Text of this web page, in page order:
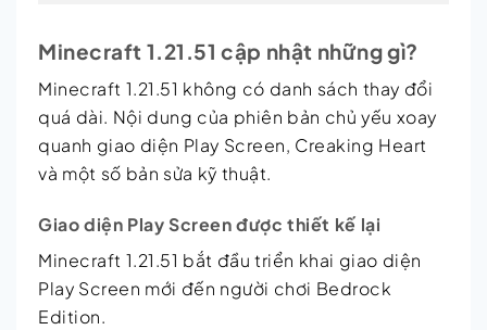
Minecraft 1.21.51 cập nhật những gì?
Minecraft 1.21.51 không có danh sách thay đổi
quá dài. Nội dung của phiên bản chủ yếu xoay
quanh giao diện Play Screen, Creaking Heart
và một số bản sửa kỹ thuật.
Giao diện Play Screen được thiết kế lại
Minecraft 1.21.51 bắt đầu triển khai giao diện
Play Screen mới đến người chơi Bedrock
Edition.